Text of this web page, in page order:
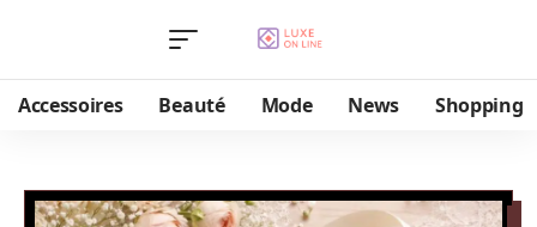
Accessoires Beauté Mode News Shopping